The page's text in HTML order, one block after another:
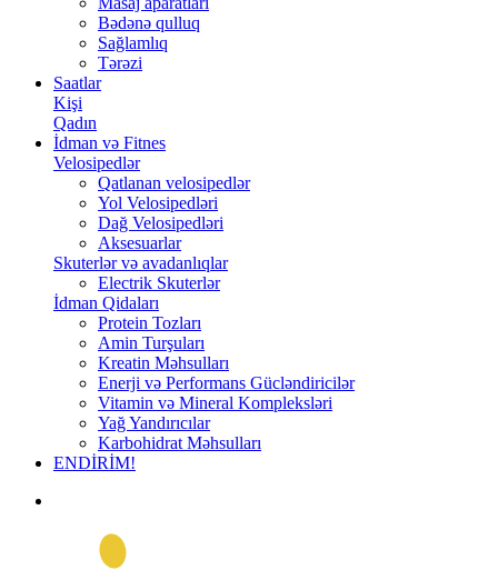
Bədənə qulluq
Sağlamlıq
Tərəzi
Saatlar
Kişi
Qadın
İdman və Fitnes
Velosipedlər
Qatlanan velosipedlər
Yol Velosipedləri
Dağ Velosipedləri
Aksesuarlar
Skuterlər və avadanlıqlar
Electrik Skuterlər
İdman Qidaları
Protein Tozları
Amin Turşuları
Kreatin Məhsulları
Enerji və Performans Gücləndiricilər
Vitamin və Mineral Kompleksləri
Yağ Yandırıcılar
Karbohidrat Məhsulları
ENDİRİM!